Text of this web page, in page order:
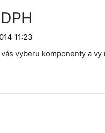
11:23
vyberu komponenty a